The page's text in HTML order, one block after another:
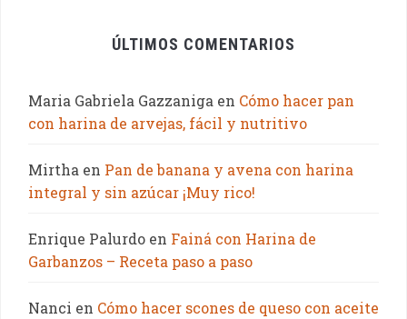
ÚLTIMOS COMENTARIOS
Maria Gabriela Gazzaniga en Cómo hacer pan
con harina de arvejas, fácil y nutritivo
Mirtha en Pan de banana y avena con harina
integral y sin azúcar ¡Muy rico!
Enrique Palurdo en Fainá con Harina de
Garbanzos – Receta paso a paso
Nanci en Cómo hacer scones de queso con aceite